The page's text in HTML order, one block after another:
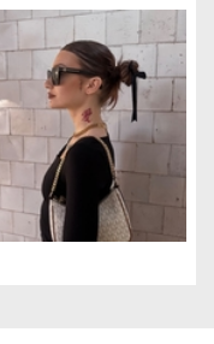
du site,
site internet.
pour chaque